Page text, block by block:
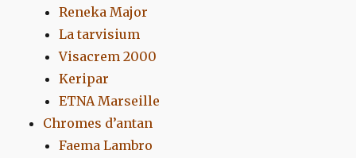
Reneka Major
La tarvisium
Visacrem 2000
Keripar
ETNA Marseille
Chromes d’antan
Faema Lambro